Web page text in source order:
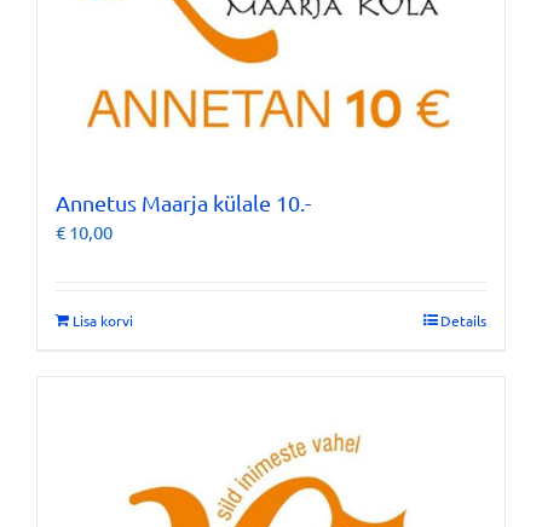
Annetus Maarja külale 10.-
€ 10,00
Lisa korvi Details